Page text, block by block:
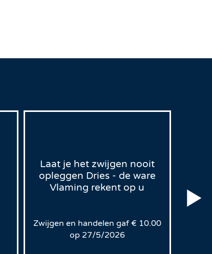
Laat je het zwijgen nooit
opleggen Dries - de ware
Vlaming rekent op u
Zwijgen en handelen gaf € 10.00
op 27/5/2026